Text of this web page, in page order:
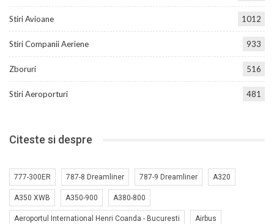
Stiri Avioane 1012
Stiri Companii Aeriene 933
Zboruri 516
Stiri Aeroporturi 481
Citeste si despre
777-300ER 787-8 Dreamliner 787-9 Dreamliner A320
A350 XWB A350-900 A380-800
Aeroportul International Henri Coanda - Bucuresti Airbus